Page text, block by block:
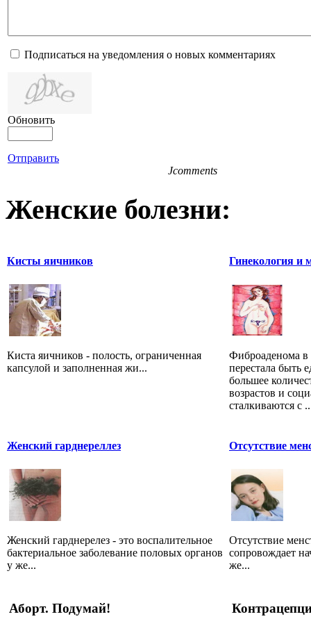
Подписаться на уведомления о новых комментариях
Обновить
Отправить
Jcomments
Женские болезни:
Кисты яичников
Киста яичников - полость, ограниченная
капсулой и заполненная жи...
Гинекология и
Фиброаденома в
перестала быть
большее
возрастов и
сталкиваются с
Женский гарднереллез
Женский гарднерелез - это воспалительное
бактериальное заболевание половых органов
у же...
Отсутствие
Отсутствие
сопровождает
же...
Аборт. Подумай!